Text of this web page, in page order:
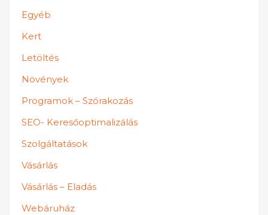
Egyéb
Kert
Letöltés
Növények
Programok – Szórakozás
SEO- Keresőoptimalizálás
Szolgáltatások
Vásárlás
Vásárlás – Eladás
Webáruház